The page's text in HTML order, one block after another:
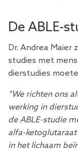
De ABLE-
Dr. Andrea Maier
studies met
dierstudies
“We richten ons
werking in
de ABLE-studie
alfa-
in het lichaam